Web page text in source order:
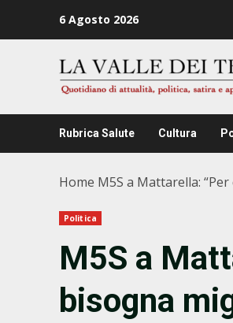
6 Agosto 2026
Rubrica Salute Cultura
Home M5S a Mattarella:
Politica
M5S a
bisogna